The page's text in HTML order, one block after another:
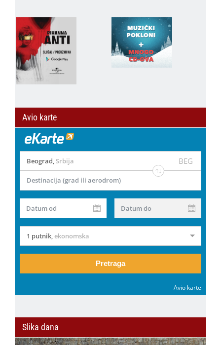
Avio karte
Beograd, Srbija BEG
Destinacija (grad ili aerodrom)
Datum od Datum do
1 putnik,ekonomska
Pretraga
Avio karte
Slika dana